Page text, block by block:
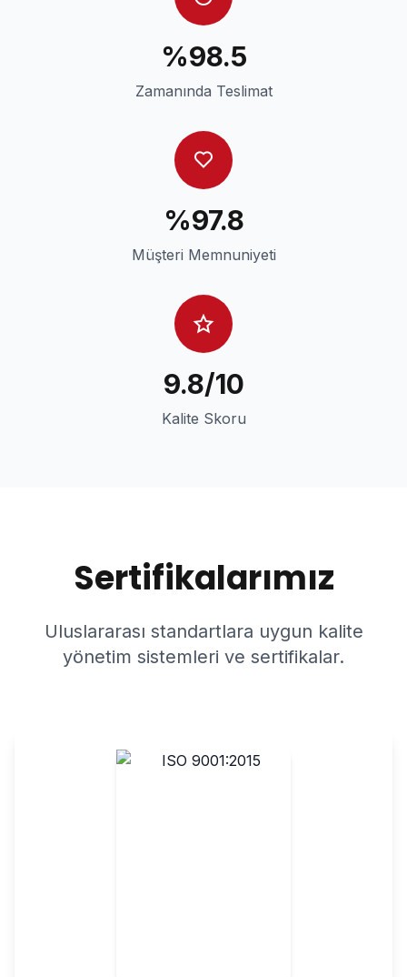
%98.5
Zamanında Teslimat
%97.8
Müşteri Memnuniyeti
9.8/10
Kalite Skoru
Sertifikalarımız
Uluslararası standartlara uygun kalite
yönetim sistemleri ve sertifikalar.